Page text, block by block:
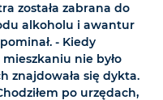
została zabrana do
alkoholu i awantur
- Kiedy
nie było
znajdowała się dykta.
po urzędach,